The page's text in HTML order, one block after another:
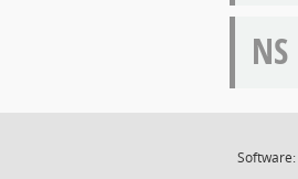
NS
Software: